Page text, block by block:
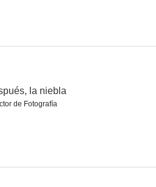
la niebla
de Fotografía